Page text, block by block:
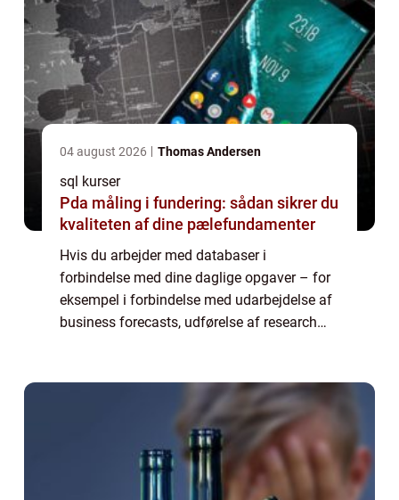
04 august 2026 Thomas Andersen
sql kurser
Pda måling i fundering: sådan sikrer du
kvaliteten af dine pælefundamenter
Hvis du arbejder med databaser i
forbindelse med dine daglige opgaver – for
eksempel i forbindelse med udarbejdelse af
business forecasts, udførelse af research